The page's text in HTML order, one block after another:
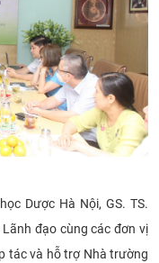
Dược Hà Nội, GS. TS.
đạo cùng các đơn vị
tác và hỗ trợ Nhà trường